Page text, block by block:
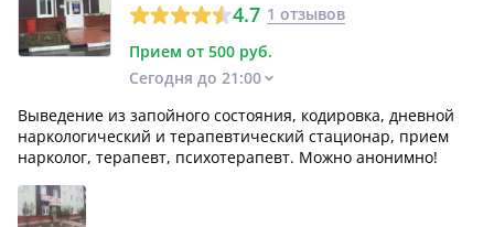
4.7 1 отзывов
Прием от 500 руб.
Сегодня до 21:00
Выведение из запойного состояния, кодировка, дневной
наркологический и терапевтический стационар, прием
нарколог, терапевт, психотерапевт. Можно анонимно!